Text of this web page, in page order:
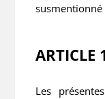
susmentionné
ARTICLE
Les